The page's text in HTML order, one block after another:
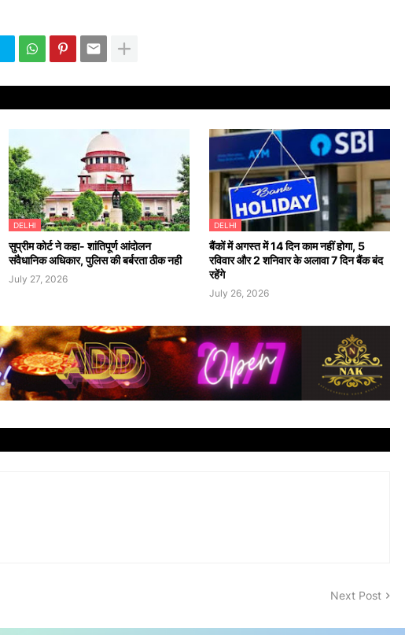
DELHI
सुप्रीम कोर्ट ने कहा- शांतिपूर्ण आंदोलन
संवैधानिक अधिकार, पुलिस की बर्बरता ठीक नही
July 27, 2026
DELHI
बैंकों में अगस्त में 14 दिन काम नहीं होगा, 5
रविवार और 2 शनिवार के अलावा 7 दिन बैंक बंद
रहेंगे
July 26, 2026
Next Post